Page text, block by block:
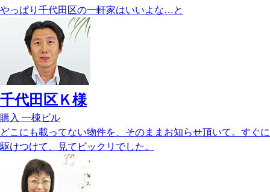
やっぱり千代田区の一軒家はいいよな…と
千代田区Ｋ様
購入 一棟ビル
どこにも載ってない物件を、そのままお知らせ頂いて。すぐに
駆けつけて、見てビックリでした。